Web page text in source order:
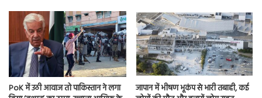
PoK में उठी आवाज तो पाकिस्तान ने लगा
जापान में भीषण भूकंप से भारी तबाही, कई